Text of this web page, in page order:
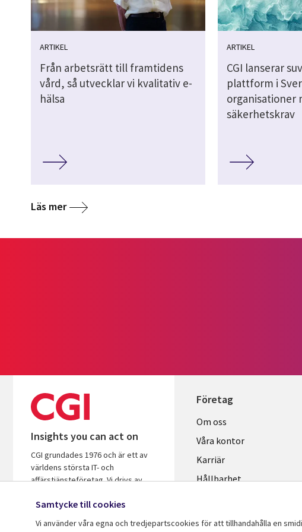
ARTIKEL
Från arbetsrätt till framtidens
vård, så utvecklar vi kvalitativ e-
hälsa
ARTIKEL
CGI lanserar
plattform i
organisationer
säkerhetskrav
Läs mer
Insights you can act on
CGI grundades 1976 och är ett av
världens största IT- och
affärstjänsteföretag. Vi drivs av
hjälpa företag och organisationer att
öka avkastningen på sina
investeringar.
Företag
Useful
links
SWEDEN
Om oss
Våra kontor
Karriär
Hållbarhet
Samtycke till cookies
Vi använder våra egna och tredjepartscookies för att tillhandahålla en